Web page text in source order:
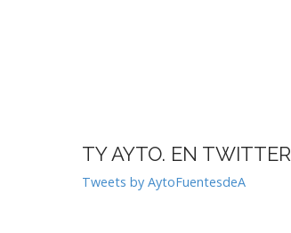
TY AYTO. EN TWITTER
Tweets by AytoFuentesdeA